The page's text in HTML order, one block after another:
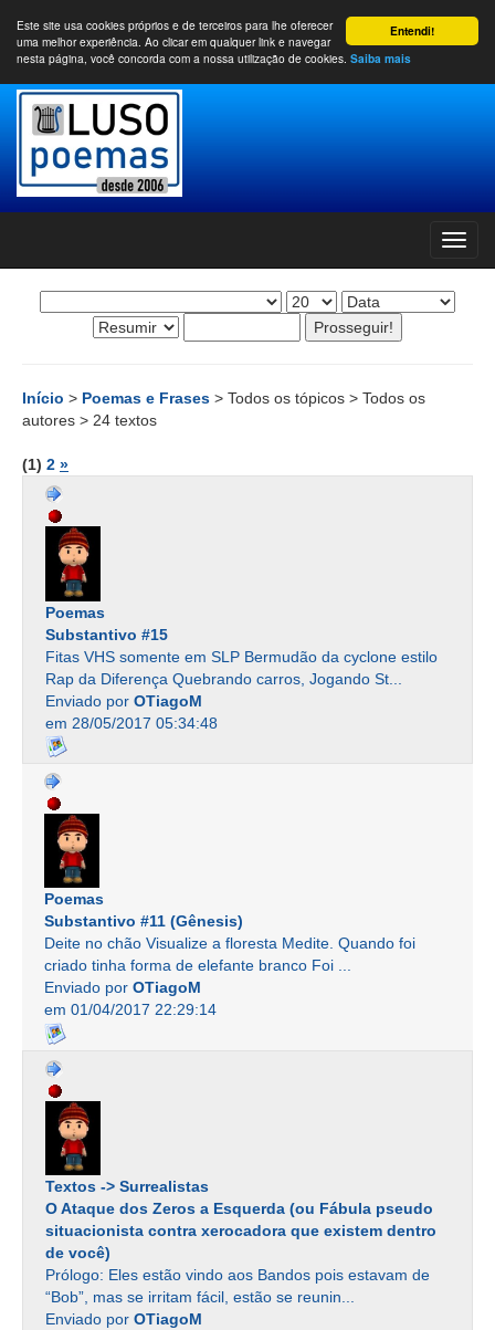
Entendi!
Este site usa cookies próprios e de terceiros para lhe oferecer
uma melhor experiência. Ao clicar em qualquer link e navegar
nesta página, você concorda com a nossa utilização de cookies. Saiba mais
Início > Poemas e Frases > Todos os tópicos > Todos os
autores > 24 textos
(1) 2 »
Poemas
Substantivo #15
Fitas VHS somente em SLP Bermudão da cyclone estilo
Rap da Diferença Quebrando carros, Jogando St...
Enviado por OTiagoM
em 28/05/2017 05:34:48
Poemas
Substantivo #11 (Gênesis)
Deite no chão Visualize a floresta Medite. Quando foi
criado tinha forma de elefante branco Foi ...
Enviado por OTiagoM
em 01/04/2017 22:29:14
Textos -> Surrealistas
O Ataque dos Zeros a Esquerda (ou Fábula pseudo
situacionista contra xerocadora que existem dentro
de você)
Prólogo: Eles estão vindo aos Bandos pois estavam de
“Bob”, mas se irritam fácil, estão se reunin...
Enviado por OTiagoM